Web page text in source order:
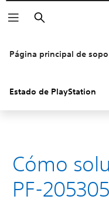
Buscar
Página principal de
Estado de PlayStation
Cómo
PF-